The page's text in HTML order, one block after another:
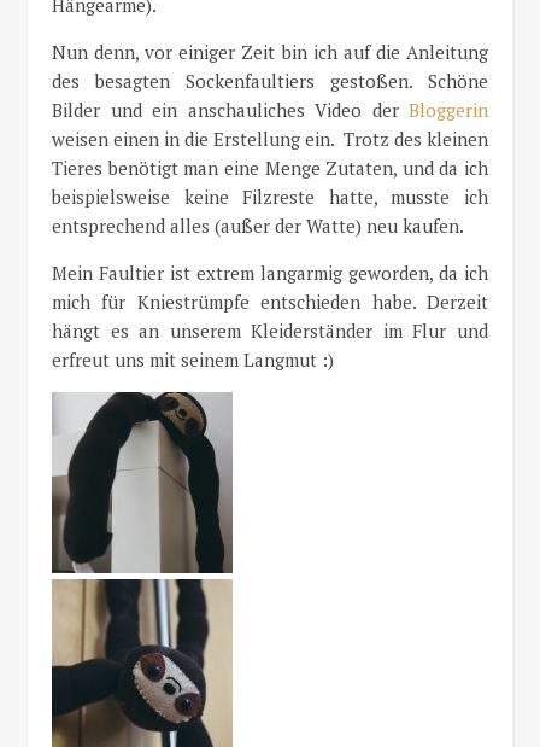
Hängearme).
Nun denn, vor einiger Zeit bin ich auf die Anleitung
des besagten Sockenfaultiers gestoßen. Schöne
Bilder und ein anschauliches Video der Bloggerin
weisen einen in die Erstellung ein. Trotz des kleinen
Tieres benötigt man eine Menge Zutaten, und da ich
beispielsweise keine Filzreste hatte, musste ich
entsprechend alles (außer der Watte) neu kaufen.
Mein Faultier ist extrem langarmig geworden, da ich
mich für Kniestrümpfe entschieden habe. Derzeit
hängt es an unserem Kleiderständer im Flur und
erfreut uns mit seinem Langmut :)